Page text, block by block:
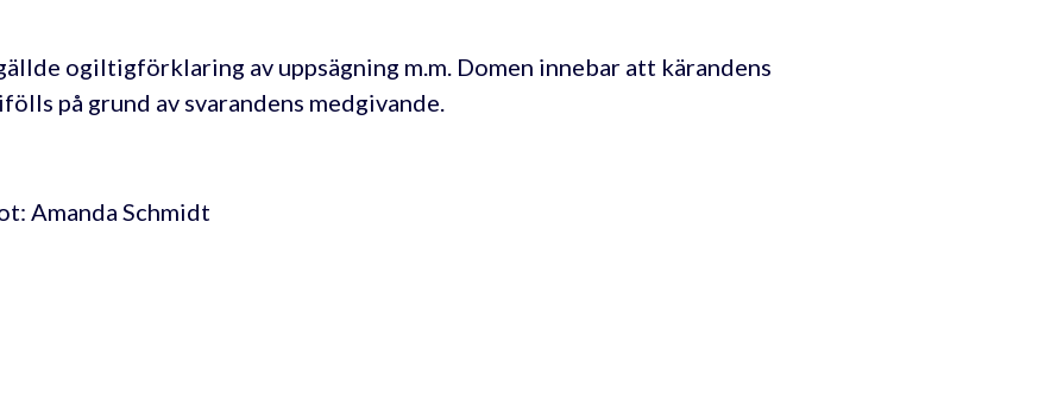
ogiltigförklaring av uppsägning m.m. Domen innebar att kärandens
på grund av svarandens medgivande.
Amanda Schmidt